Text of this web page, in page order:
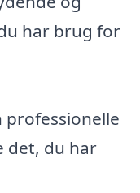
har brug for
professionelle
det, du har